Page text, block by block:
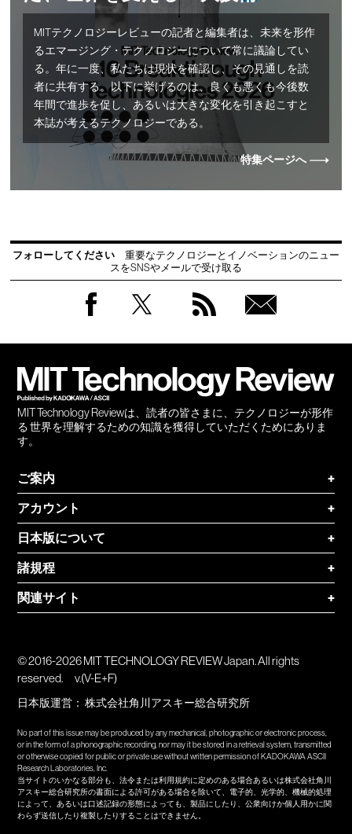
MITテクノロジーレビューの記者と編集者は、未来を形作
るエマージング・テクノロジーについて常に議論してい
る。年に一度、私たちは現状を確認し、その見通しを読
者に共有する。以下に挙げるのは、良くも悪くも今後数
年間で進歩を促し、あるいは大きな変化を引き起こすと
本誌が考えるテクノロジーである。
特集ページへ
フォローしてください
重要なテクノロジーとイノベーションのニュー
スをSNSやメールで受け取る
MIT Technology Reviewは、読者の皆さまに、テクノロジーが形作
る 世界を理解するための知識を獲得していただくためにありま
す。
ご案内
+
アカウント
+
日本版について
+
諸規程
+
関連サイト
+
© 2016-2026 MIT TECHNOLOGY REVIEW Japan. All rights
reserved.
v.(V-E+F)
日本版運営：株式会社角川アスキー総合研究所
No part of this issue may be produced by any mechanical, photographic or electronic process,
or in the form of a phonographic recording, nor may it be stored in a retrieval system, transmitted
or otherwise copied for public or private use without written permission of KADOKAWA ASCII
Research Laboratories, Inc.
当サイトのいかなる部分も、法令または利用規約に定めのある場合あるいは株式会社角川
アスキー総合研究所の書面による許可がある場合を除いて、電子的、光学的、機械的処理
によって、あるいは口述記録の形態によっても、製品にしたり、公衆向けか個人用かに関
わらず送信したり複製したりすることはできません。